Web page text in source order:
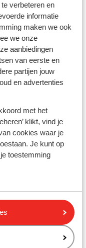
verbeteren en
informatie
maken we ook
we onze
aanbiedingen
van eerste en
partijen jouw
en advertenties
met het
klikt, vind je
cookies waar je
Je kunt op
toestemming